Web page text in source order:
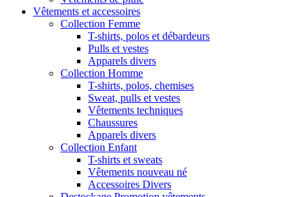
Vêtements et accessoires
Collection Femme
T-shirts, polos et débardeurs
Pulls et vestes
Apparels divers
Collection Homme
T-shirts, polos, chemises
Sweat, pulls et vestes
Vêtements techniques
Chaussures
Apparels divers
Collection Enfant
T-shirts et sweats
Vêtements nouveau né
Accessoires Divers